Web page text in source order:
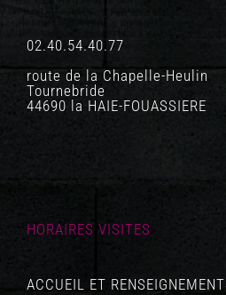
02.40.54.40.77
route de la Chapelle-Heulin
Tournebride
44690 la HAIE-FOUASSIERE
HORAIRES VISITES
ACCUEIL ET